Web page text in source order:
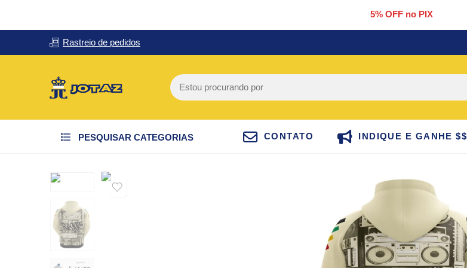
5% OFF no PIX
Rastreio de pedidos
PESQUISAR CATEGORIAS CONTATO INDIQUE E GANHE $$